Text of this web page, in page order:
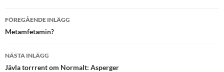
Inläggsnavigering
FÖREGÅENDE INLÄGG
Metamfetamin?
NÄSTA INLÄGG
Jävla torrrent om Normalt: Asperger